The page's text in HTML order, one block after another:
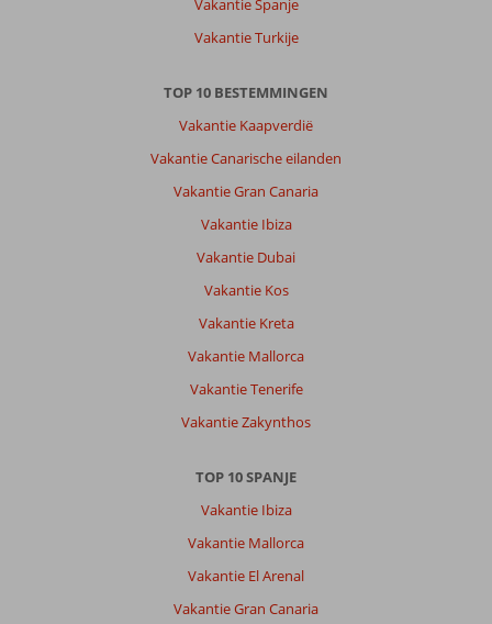
Vakantie Spanje
Vakantie Turkije
TOP 10 BESTEMMINGEN
Vakantie Kaapverdië
Vakantie Canarische eilanden
Vakantie Gran Canaria
Vakantie Ibiza
Vakantie Dubai
Vakantie Kos
Vakantie Kreta
Vakantie Mallorca
Vakantie Tenerife
Vakantie Zakynthos
TOP 10 SPANJE
Vakantie Ibiza
Vakantie Mallorca
Vakantie El Arenal
Vakantie Gran Canaria